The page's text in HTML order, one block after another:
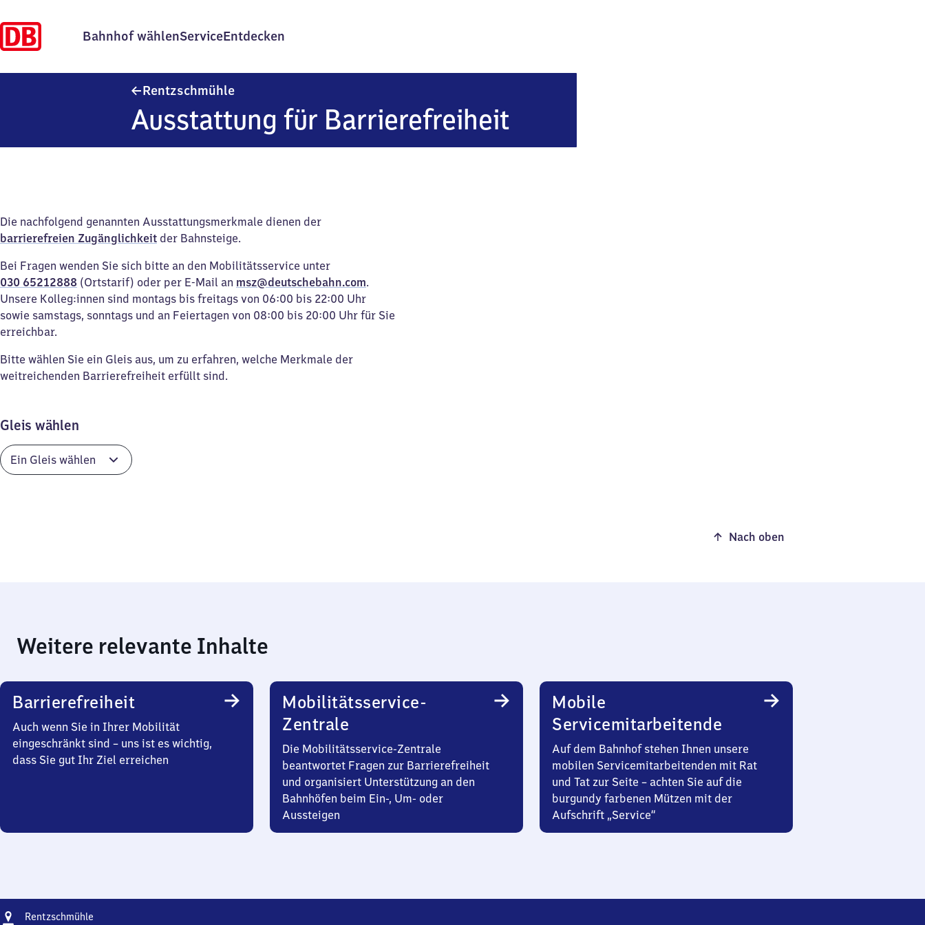
Bahnhof wählenServiceEntdecken
Rentzschmühle
Ausstattung für Barrierefreiheit
Die nachfolgend genannten Ausstattungsmerkmale dienen der
barrierefreien Zugänglichkeit der Bahnsteige.
Bei Fragen wenden Sie sich bitte an den Mobilitätsservice unter
030 65212888 (Ortstarif) oder per E-Mail an msz@deutschebahn.com.
Unsere Kolleg:innen sind montags bis freitags von 06:00 bis 22:00 Uhr
sowie samstags, sonntags und an Feiertagen von 08:00 bis 20:00 Uhr für Sie
erreichbar.
Bitte wählen Sie ein Gleis aus, um zu erfahren, welche Merkmale der
weitreichenden Barrierefreiheit erfüllt sind.
Gleis wählen
Nach oben
Weitere relevante Inhalte
Barrierefreiheit
Auch wenn Sie in Ihrer Mobilität
eingeschränkt sind – uns ist es wichtig,
dass Sie gut Ihr Ziel erreichen
Mobilitätsservice-
Zentrale
Die Mobilitätsservice-Zentrale
beantwortet Fragen zur Barrierefreiheit
und organisiert Unterstützung an den
Bahnhöfen beim Ein-, Um- oder
Aussteigen
Mobile
Servicemitarbeitende
Auf dem Bahnhof stehen Ihnen unsere
mobilen Servicemitarbeitenden mit Rat
und Tat zur Seite – achten Sie auf die
burgundy farbenen Mützen mit der
Aufschrift „Service“
Adresse
Rentzschmühle